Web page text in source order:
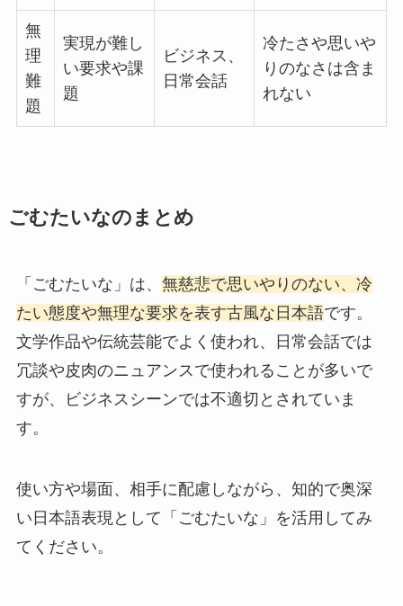
無
理
難
題
実現が難し
い要求や課
題
ビジネス、
日常会話
冷たさや思いや
りのなさは含ま
れない
ごむたいなのまとめ
「ごむたいな」は、 無慈悲で思いやりのない、冷
たい態度や無理な要求を表す古風な日本語です。
文学作品や伝統芸能でよく使われ、日常会話では
冗談や皮肉のニュアンスで使われることが多いで
すが、ビジネスシーンでは不適切とされていま
す。
使い方や場面、相手に配慮しながら、知的で奥深
い日本語表現として「ごむたいな」を活用してみ
てください。